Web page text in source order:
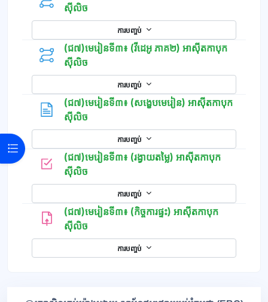
Open course index
ស៊ីលិច
ការបញ្ចប់
(ជ៧)មេរៀនទី៣៖ (វីដេអូ ភាគ២) អាស៊ីតកាបុក
ស៊ីលិច
ការបញ្ចប់
(ជ៧)មេរៀនទី៣៖ (សង្ខេបមេរៀន) អាស៊ីតកាបុក
ស៊ីលិច
ការបញ្ចប់
(ជ៧)មេរៀនទី៣៖ (រង្វាយតម្លៃ) អាស៊ីតកាបុក
ស៊ីលិច
ការបញ្ចប់
(ជ៧)មេរៀនទី៣៖ (កិច្ចការផ្ទះ) អាស៊ីតកាបុក
ស៊ីលិច
ការបញ្ចប់